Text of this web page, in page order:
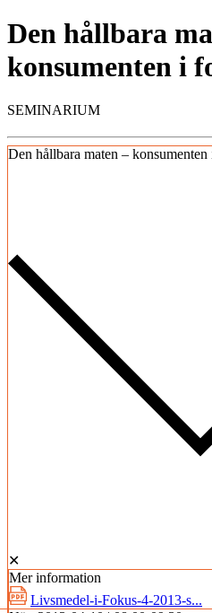
Den hållbara
konsumenten i
SEMINARIUM
Den hållbara maten –
✕
Mer information
Livsmedel-i-Fokus-4-2013-s...